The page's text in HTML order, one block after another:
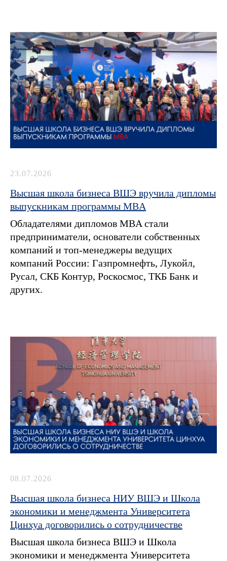
23.07.2026
Высшая школа бизнеса ВШЭ вручила дипломы
выпускникам программы MBA
Обладателями дипломов MBA стали
предприниматели, основатели собственных
компаний и топ-менеджеры ведущих
компаний России: Газпромнефть, Лукойл,
Русал, СКБ Контур, Роскосмос, ТКБ Банк и
других.
08.07.2026
Высшая школа бизнеса НИУ ВШЭ и Школа
экономики и менеджмента Университета
Цинхуа договорились о сотрудничестве
Высшая школа бизнеса ВШЭ и Школа
экономики и менеджмента Университета